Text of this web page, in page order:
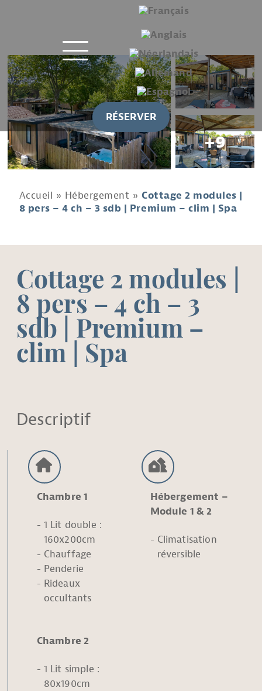
RÉSERVER
+9
Accueil » Hébergement »Cottage 2 modules |
8 pers – 4 ch – 3 sdb | Premium – clim | Spa
Cottage 2 modules |
8 pers – 4 ch – 3
sdb | Premium –
clim | Spa
Descriptif
Chambre 1
1 Lit double :
160x200cm
Chauffage
Penderie
Rideaux
occultants
Chambre 2
1 Lit simple :
80x190cm
Hébergement –
Module 1 & 2
Climatisation
réversible